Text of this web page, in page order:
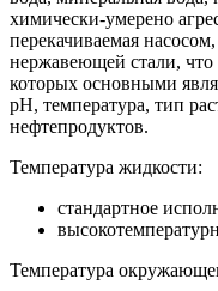
химически-умерено
перекачиваемая
нержавеющей стали, что
которых основными
pH, температура, тип
нефтепродуктов.
Температура жидкости:
стандартное
Температура